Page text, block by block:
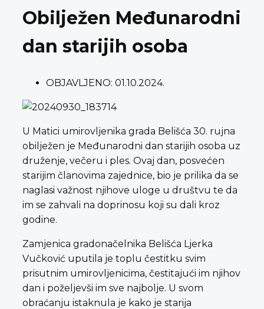
Obilježen Međunarodni
dan starijih osoba
OBJAVLJENO: 01.10.2024.
U Matici umirovljenika grada Belišća 30. rujna
obilježen je Međunarodni dan starijih osoba uz
druženje, večeru i ples. Ovaj dan, posvećen
starijim članovima zajednice, bio je prilika da se
naglasi važnost njihove uloge u društvu te da
im se zahvali na doprinosu koji su dali kroz
godine.
Zamjenica gradonačelnika Belišća Ljerka
Vučković uputila je toplu čestitku svim
prisutnim umirovljenicima, čestitajući im njihov
dan i poželjevši im sve najbolje. U svom
obraćanju istaknula je kako je starija